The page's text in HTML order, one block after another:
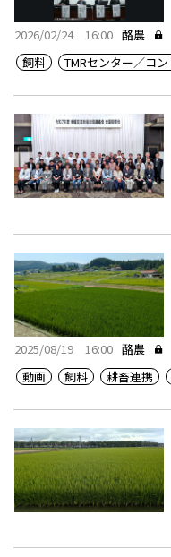
2026/02/24 16:00 酪農
飼料
TMRセンター／コ
2025/08/19 16:00 酪農
動画
飼料 耕畜連携